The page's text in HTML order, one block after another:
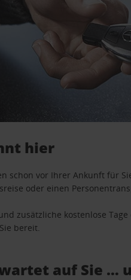
hier
schon vor Ihrer Ankunft für
oder einen
zusätzliche kostenlose
bereit.
auf Sie …